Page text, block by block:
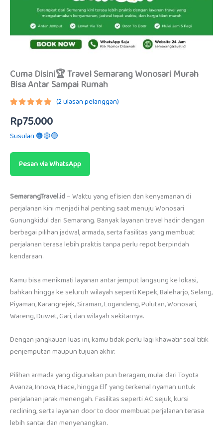
Cuma Disini🏆 Travel Semarang Wonosari Murah
Bisa Antar Sampai Rumah
5.00dari
5
berdasarkan
penilaian
(2ulasan pelanggan)
Rp75.000
Susulan 🟠🟡🟢
Pesan via WhatsApp
SemarangTravel.id– Waktu yang efisien dan kenyamanan di
perjalanan kini menjadi hal penting saat menuju Wonosari
Gunungkidul dari Semarang. Banyak layanan travel hadir dengan
berbagai pilihan jadwal, armada, serta fasilitas yang membuat
perjalanan terasa lebih praktis tanpa perlu repot berpindah
kendaraan.
Kamu bisa menikmati layanan antar jemput langsung ke lokasi,
bahkan hingga ke seluruh wilayah seperti Kepek, Baleharjo, Selang,
Piyaman, Karangrejek, Siraman, Logandeng, Pulutan, Wonosari,
Wareng, Duwet, Gari, dan wilayah sekitarnya.
Dengan jangkauan luas ini, kamu tidak perlu lagi khawatir soal titik
penjemputan maupun tujuan akhir.
Pilihan armada yang digunakan pun beragam, mulai dari Toyota
Avanza, Innova, Hiace, hingga Elf yang terkenal nyaman untuk
perjalanan jarak menengah. Fasilitas seperti AC sejuk, kursi
reclining, serta layanan door to door membuat perjalanan terasa
lebih santai dan menyenangkan.